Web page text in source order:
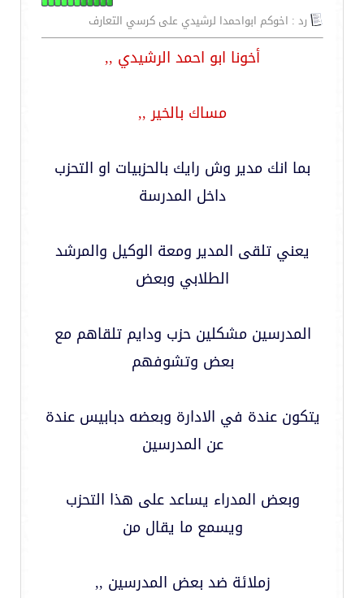
رد : اخوكم ابواحمدا لرشيدي على كرسي التعارف
أخونا ابو احمد الرشيدي ,,
مساك بالخير ,,
بما انك مدير وش رايك بالحزبيات او التحزب
داخل المدرسة
يعني تلقى المدير ومعة الوكيل والمرشد
الطلابي وبعض
المدرسين مشكلين حزب ودايم تلقاهم مع
بعض وتشوفهم
يتكون عندة في الادارة وبعضه دبابيس عندة
عن المدرسين
وبعض المدراء يساعد على هذا التحزب
ويسمع ما يقال من
زملائة ضد بعض المدرسين ,,